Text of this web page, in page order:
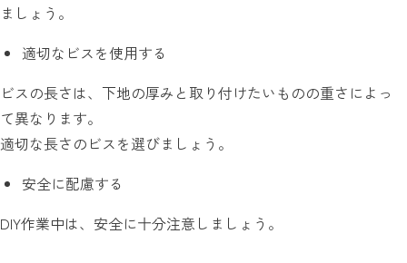
ましょう。
適切なビスを使用する
ビスの長さは、下地の厚みと取り付けたいものの重さによっ
て異なります。
適切な長さのビスを選びましょう。
安全に配慮する
DIY作業中は、安全に十分注意しましょう。